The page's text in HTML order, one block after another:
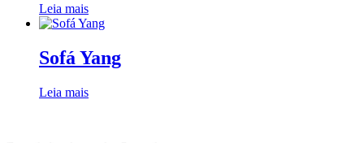
Leia mais
Sofá Yang
Leia mais